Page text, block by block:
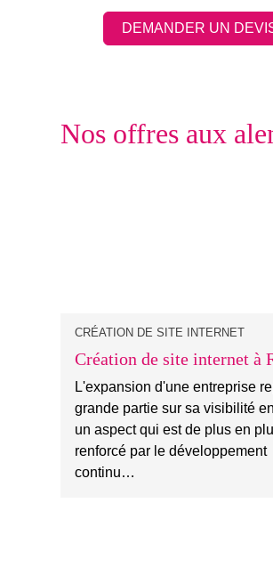
DEMANDER UN
Nos offres aux
CRÉATION DE SITE INTERNET
Création de site internet à
L'expansion d'une entreprise
grande partie sur sa visibilité
un aspect qui est de plus en
renforcé par le développement
continu…